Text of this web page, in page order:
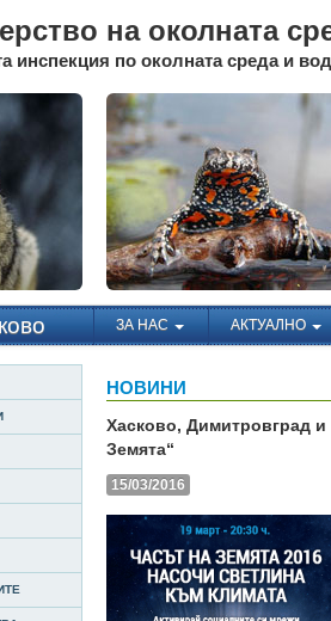
на околната
инспекция по околната среда и
ЗА НАС АКТУАЛНО
НОВИНИ
Хасково, Димитровград
Земята“
15/03/2016